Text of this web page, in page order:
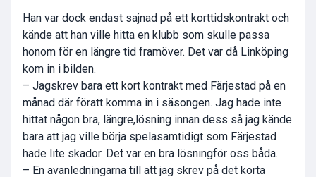
Han var dock endast sajnad på ett korttidskontrakt och
kände att han ville hitta en klubb som skulle passa
honom för en längre tid framöver. Det var då Linköping
kom in i bilden.
– Jagskrev bara ett kort kontrakt med Färjestad på en
månad där föratt komma in i säsongen. Jag hade inte
hittat någon bra, längre,lösning innan dess så jag kände
bara att jag ville börja spelasamtidigt som Färjestad
hade lite skador. Det var en bra lösningför oss båda.
– En avanledningarna till att jag skrev på det korta